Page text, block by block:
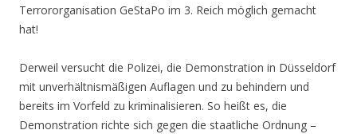
Terrororganisation GeStaPo im 3. Reich möglich gemacht
hat!
Derweil versucht die Polizei, die Demonstration in Düsseldorf
mit unverhältnismäßigen Auflagen und zu behindern und
bereits im Vorfeld zu kriminalisieren. So heißt es, die
Demonstration richte sich gegen die staatliche Ordnung –